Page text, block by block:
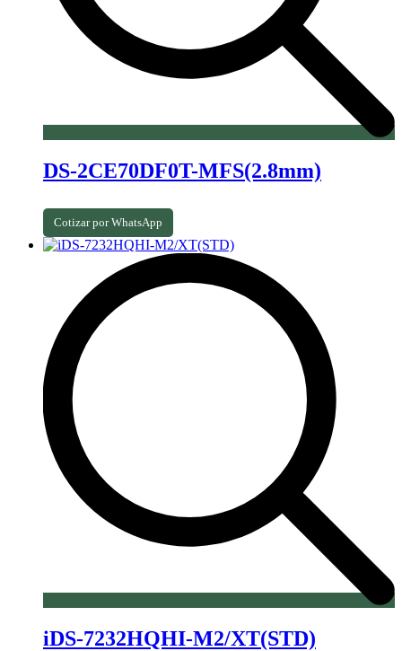
DS-2CE70DF0T-MFS(2.8mm)
Cotizar por WhatsApp
iDS-7232HQHI-M2/XT(STD)